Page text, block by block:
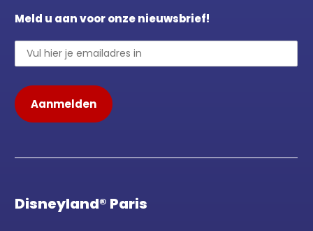
Meld u aan voor onze nieuwsbrief!
Disneyland® Paris